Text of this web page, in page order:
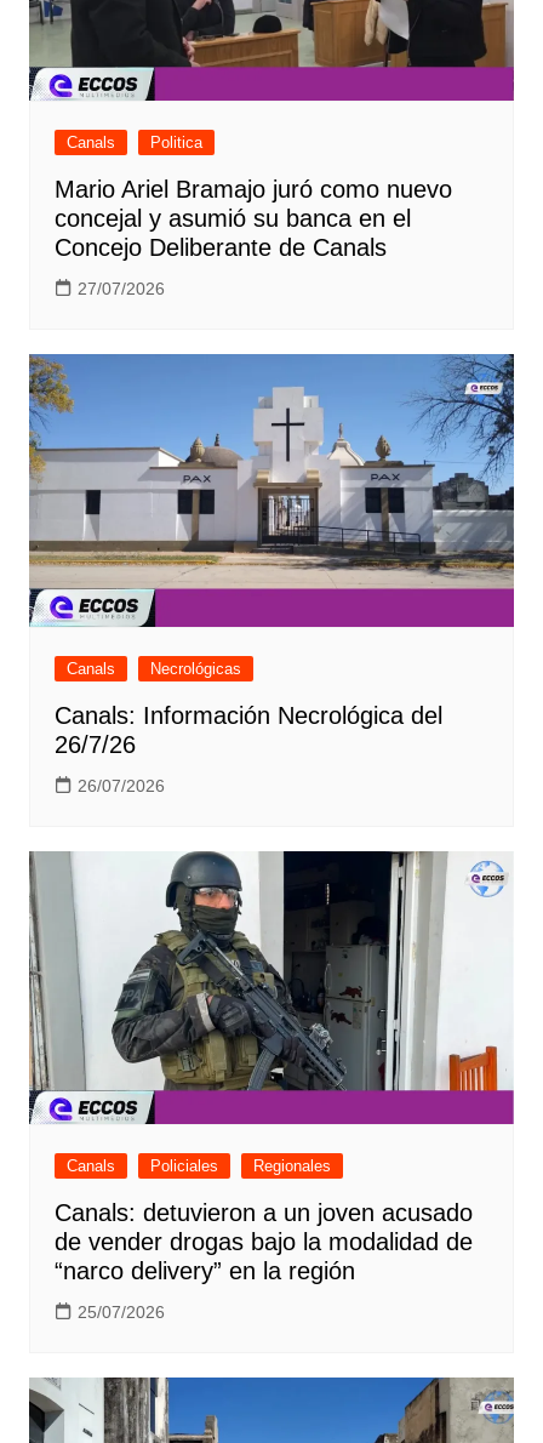
Canals Politica
Mario Ariel Bramajo juró como nuevo
concejal y asumió su banca en el
Concejo Deliberante de Canals
27/07/2026
Canals Necrológicas
Canals: Información Necrológica del
26/7/26
26/07/2026
Canals Policiales Regionales
Canals: detuvieron a un joven acusado
de vender drogas bajo la modalidad de
“narco delivery” en la región
25/07/2026